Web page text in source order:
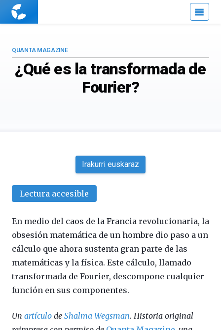
Cuaderno
¿Qué es la transformada de
Fourier?
QUANTA MAGAZINE
Irakurri euskaraz
Lectura accesible
En medio del caos de la Francia revolucionaria, la
obsesión matemática de un hombre dio paso a un
cálculo que ahora sustenta gran parte de las
matemáticas y la física. Este cálculo, llamado
transformada de Fourier, descompone cualquier
función en sus componentes.
Un artículo de Shalma Wegsman. Historia original